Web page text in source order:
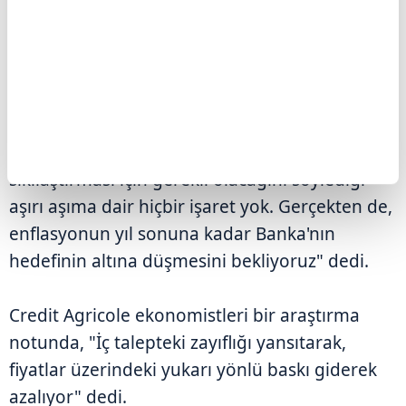
sıkılaştırması için gerekli olacağını söylediği
aşırı aşıma dair hiçbir işaret yok. Gerçekten de,
enflasyonun yıl sonuna kadar Banka'nın
hedefinin altına düşmesini bekliyoruz" dedi.
Credit Agricole ekonomistleri bir araştırma
notunda, "İç talepteki zayıflığı yansıtarak,
fiyatlar üzerindeki yukarı yönlü baskı giderek
azalıyor" dedi.